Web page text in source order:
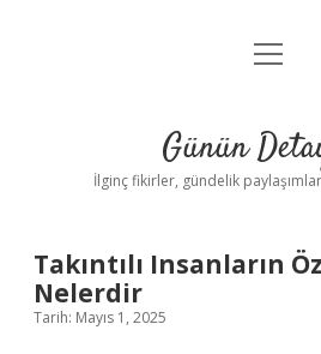
Gizlilik
Yasal Uyarı
menüyü
Günün
İlginç fikirler, gündelik
Takıntılı Insanların
Nelerdir
Tarih: Mayıs 1, 2025